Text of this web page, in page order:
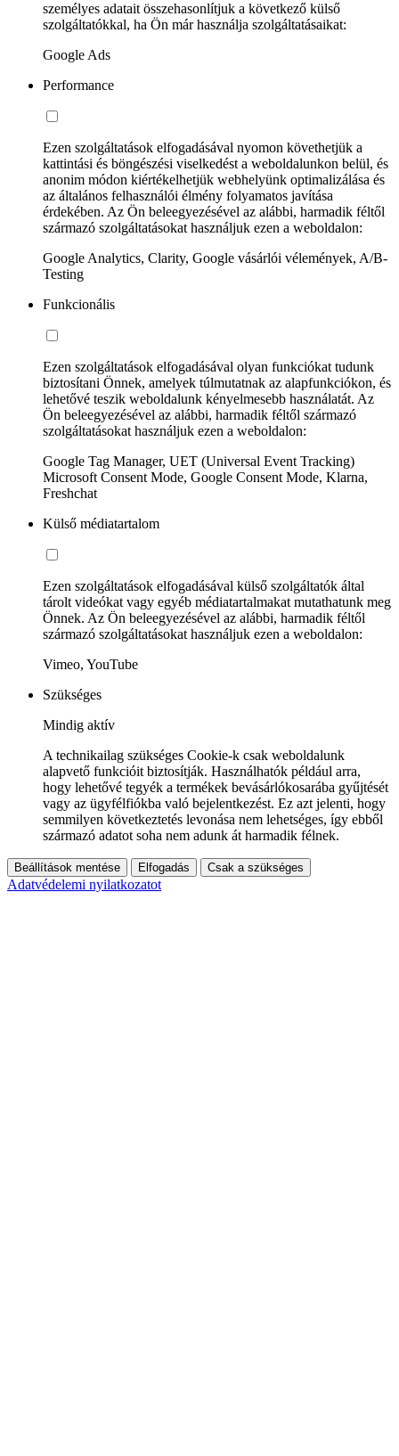
személyes adatait összehasonlítjuk a következő külső
szolgáltatókkal, ha Ön már használja szolgáltatásaikat:
Google Ads
Performance
Ezen szolgáltatások elfogadásával nyomon követhetjük a
kattintási és böngészési viselkedést a weboldalunkon belül, és
anonim módon kiértékelhetjük webhelyünk optimalizálása és
az általános felhasználói élmény folyamatos javítása
érdekében. Az Ön beleegyezésével az alábbi, harmadik féltől
származó szolgáltatásokat használjuk ezen a weboldalon:
Google Analytics, Clarity, Google vásárlói vélemények, A/B-
Testing
Funkcionális
Ezen szolgáltatások elfogadásával olyan funkciókat tudunk
biztosítani Önnek, amelyek túlmutatnak az alapfunkciókon, és
lehetővé teszik weboldalunk kényelmesebb használatát. Az
Ön beleegyezésével az alábbi, harmadik féltől származó
szolgáltatásokat használjuk ezen a weboldalon:
Google Tag Manager, UET (Universal Event Tracking)
Microsoft Consent Mode, Google Consent Mode, Klarna,
Freshchat
Külső médiatartalom
Ezen szolgáltatások elfogadásával külső szolgáltatók által
tárolt videókat vagy egyéb médiatartalmakat mutathatunk meg
Önnek. Az Ön beleegyezésével az alábbi, harmadik féltől
származó szolgáltatásokat használjuk ezen a weboldalon:
Vimeo, YouTube
Szükséges
Mindig aktív
A technikailag szükséges Cookie-k csak weboldalunk
alapvető funkcióit biztosítják. Használhatók például arra,
hogy lehetővé tegyék a termékek bevásárlókosarába gyűjtését
vagy az ügyfélfiókba való bejelentkezést. Ez azt jelenti, hogy
semmilyen következtetés levonása nem lehetséges, így ebből
származó adatot soha nem adunk át harmadik félnek.
Beállítások mentése Elfogadás Csak a szükséges
Adatvédelemi nyilatkozatot